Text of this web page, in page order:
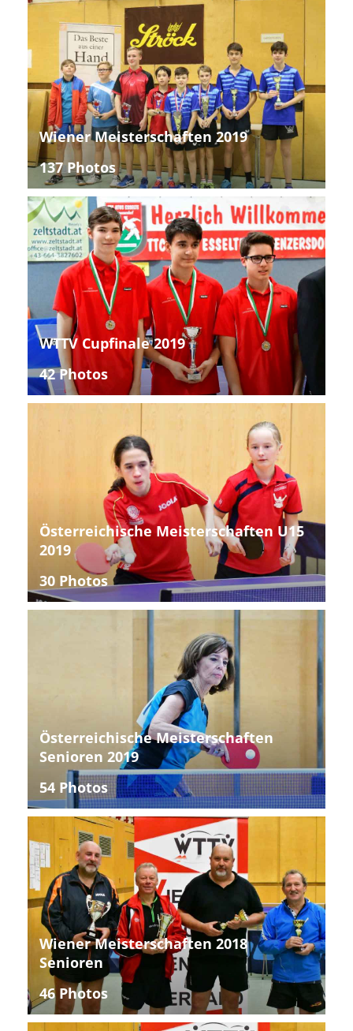
Wiener Meisterschaften 2019
137 Photos
WTTV Cupfinale 2019
42 Photos
Österreichische Meisterschaften U15
2019
30 Photos
Österreichische Meisterschaften
Senioren 2019
54 Photos
Wiener Meisterschaften 2018
Senioren
46 Photos